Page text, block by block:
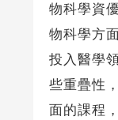
物科學資
物科學方
投入醫學
些重疊性
面的課程